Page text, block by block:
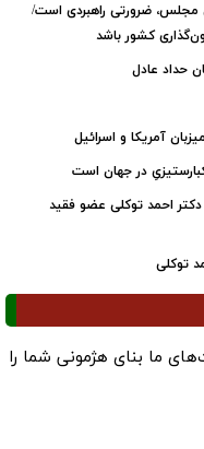
مجلس، ضرورتی راهبردی است/
کشور باشد
حداد عادل
آمریکا و اسرائیل
در جهان است
احمد توکلی عضو فقید
توکلی
ما بنای هژمونی شما را